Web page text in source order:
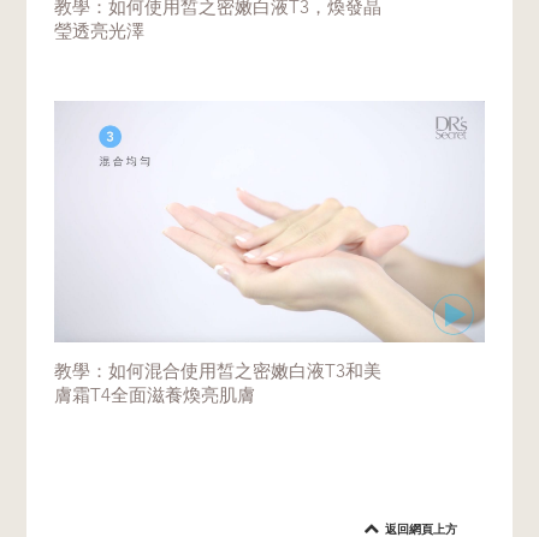
教學：如何使用皙之密嫩白液T3，煥發晶
瑩透亮光澤
教學：如何混合使用皙之密嫩白液T3和美
膚霜T4全面滋養煥亮肌膚
返回網頁上方